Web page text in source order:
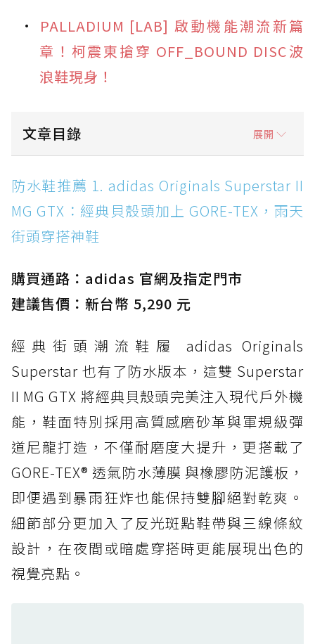
PALLADIUM [LAB] 啟動機能潮流新篇
章！柯震東搶穿 OFF_BOUND DISC波
浪鞋現身！
文章目錄 展開
防水鞋推薦 1. adidas Originals Superstar II
MG GTX：經典貝殼頭加上 GORE-TEX，雨天街
頭穿搭神鞋
防水鞋推薦 2. New Balance Hierro v9 GORE-
防水鞋推薦 3. Nike Dunk Low GORE-TEX：
經典 Dunk 輪廓加上防水科技，雨天穿搭帥度不
打折
防水鞋推薦 4. ASICS TRABUCO 14 GTX：搭
載 GORE-TEX 隱形貼合科技，全方位防水神鞋
防水鞋推薦 5. Salomon XT-6 GORE-TEX：潮
人必備山系鞋王！防滑、防水與街頭顏值一次攻
頂
防水鞋推薦 6. HOKA Stinson Evo GTX：越野
復刻厚底，GORE-TEX 防水與增高神器一次滿
防水鞋推薦 7. Timberland Motion Access：
黃靴同級頂級防水，輕量化工裝健走鞋雨天必備
防水鞋推薦 7. Timberland Motion Access：
黃靴同級頂級防水，輕量化工裝健走鞋雨天必備
防水鞋推薦 1. adidas Originals Superstar II
MG GTX：經典貝殼頭加上 GORE-TEX，雨天
街頭穿搭神鞋
購買通路：adidas 官網及指定門市
建議售價：新台幣 5,290 元
經典街頭潮流鞋履 adidas Originals
Superstar 也有了防水版本，這雙 Superstar
II MG GTX 將經典貝殼頭完美注入現代戶外機
能，鞋面特別採用高質感磨砂革與軍規級彈
道尼龍打造，不僅耐磨度大提升，更搭載了
GORE-TEX® 透氣防水薄膜 與橡膠防泥護板，
即便遇到暴雨狂炸也能保持雙腳絕對乾爽。
細節部分更加入了反光斑點鞋帶與三線條紋
設計，在夜間或暗處穿搭時更能展現出色的
視覺亮點。